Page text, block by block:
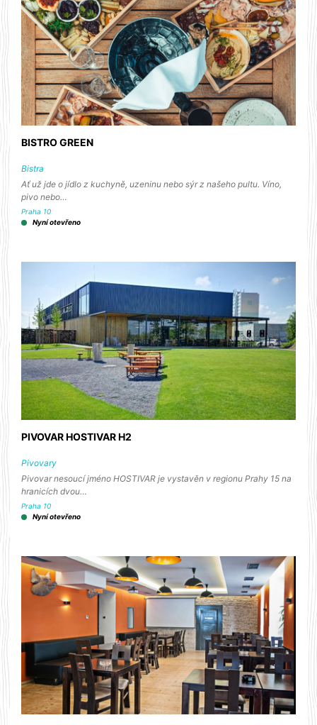
BISTRO GREEN
Bistra
Ať už jde o jídlo z kuchyně, uzeninu nebo sýr z našeho pultu. Víno,
pivo nebo…
Praha 10
Nyní otevřeno
PIVOVAR HOSTIVAR H2
Pivovary
Pivovar nesoucí jméno HOSTIVAR je vystavěn v regionu Prahy 15 na
hranicích dvou…
Praha 10
Nyní otevřeno